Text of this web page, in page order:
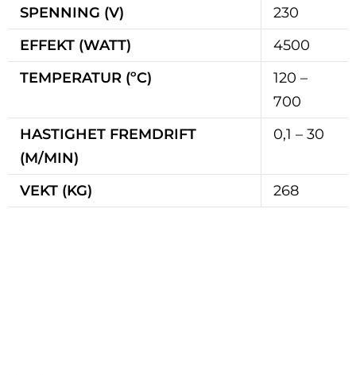
SPENNING (V)
230
EFFEKT (WATT)
4500
TEMPERATUR (ºC)
120 –
700
HASTIGHET FREMDRIFT
(M/MIN)
0,1 – 30
VEKT (KG) 268